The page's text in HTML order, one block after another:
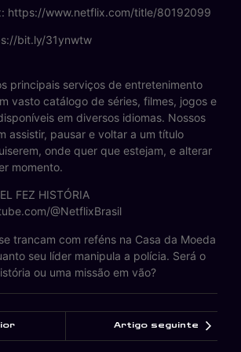
https://www.netflix.com/title/80192099
bit.ly/31ynwtw
principais serviços de entretenimento
vasto catálogo de séries, filmes, jogos e
em diversos idiomas. Nossos
assistir, pausar e voltar a um título
onde quer que estejam, e alterar
momento.
FEZ HISTÓRIA
@NetflixBrasil
trancam com reféns na Casa da Moeda
seu líder manipula a polícia. Será o
ou uma missão em vão?
Artigo seguinte